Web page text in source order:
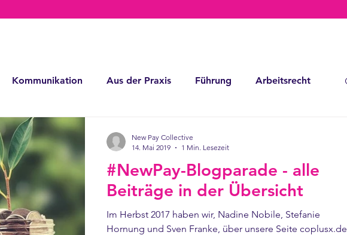
Kommunikation Aus der Praxis Führung Arbeitsrecht
#NewPay-Blogparade - alle
Beiträge in der Übersicht
Im Herbst 2017 haben wir, Nadine Nobile, Stefanie
Hornung und Sven Franke, über unsere Seite coplusx.de
New Pay Collective
14. Mai 2019
1 Min. Lesezeit